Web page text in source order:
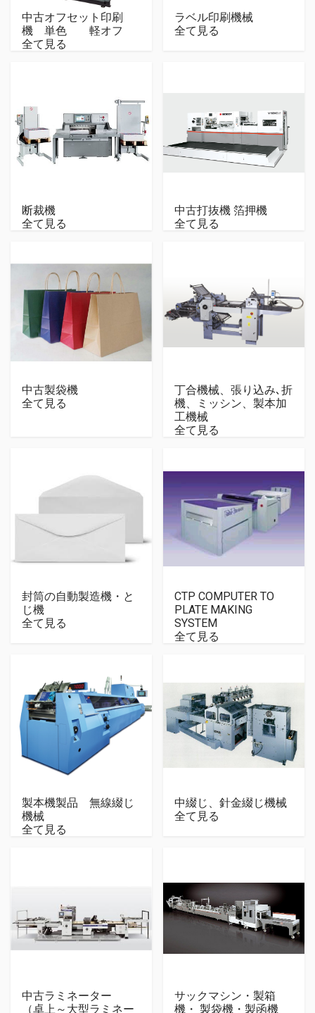
中古オフセット印刷
機 単色 軽オフ
全て見る
ラベル印刷機械
全て見る
断裁機
全て見る
中古打抜機 箔押機
全て見る
中古製袋機
全て見る
丁合機械、張り込み､折
機、ミッシン、製本加
工機械
全て見る
封筒の自動製造機・と
じ機
全て見る
CTP COMPUTER TO
PLATE MAKING
SYSTEM
全て見る
製本機製品 無線綴じ
機械
全て見る
中綴じ、針金綴じ機械
全て見る
中古ラミネーター
（卓上～大型ラミネー
サックマシン・製箱
機・ 製袋機・製函機